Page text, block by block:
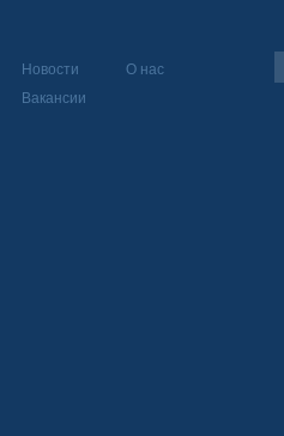
Новости
О нас
Вакансии